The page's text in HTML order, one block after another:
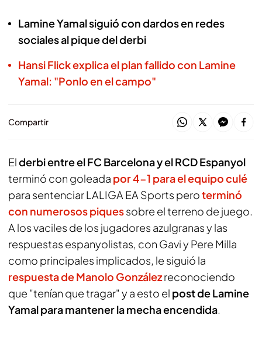
Lamine Yamal siguió con dardos en redes
sociales al pique del derbi
Hansi Flick explica el plan fallido con Lamine
Yamal: "Ponlo en el campo"
Compartir
Elderbi entre el FC Barcelona y el RCD Espanyol
terminó con goleada por 4-1 para el equipo culé
para sentenciar LALIGA EA Sports peroterminó
con numerosos piquessobre el terreno de juego.
A los vaciles de los jugadores azulgranas y las
respuestas espanyolistas, con Gavi y Pere Milla
como principales implicados, le siguió la
respuesta de Manolo Gonzálezreconociendo
que "tenían que tragar" y a esto el post de Lamine
Yamal para mantener la mecha encendida.